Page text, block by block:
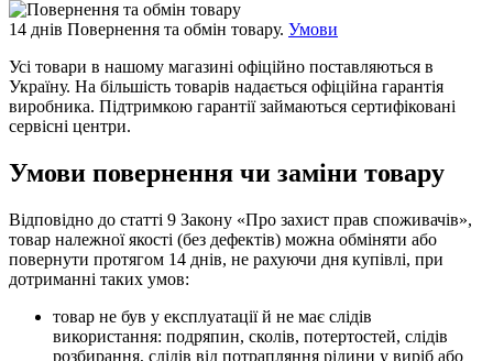
14 днів Повернення та обмін товару. Умови
Усі товари в нашому магазині офіційно поставляються в
Україну. На більшість товарів надається офіційна гарантія
виробника. Підтримкою гарантії займаються сертифіковані
сервісні центри.
Умови повернення чи заміни товару
Відповідно до статті 9 Закону «Про захист прав споживачів»,
товар належної якості (без дефектів) можна обміняти або
повернути протягом 14 днів, не рахуючи дня купівлі, при
дотриманні таких умов:
товар не був у експлуатації й не має слідів
використання: подряпин, сколів, потертостей, слідів
розбирання, слідів від потрапляння рідини у виріб або